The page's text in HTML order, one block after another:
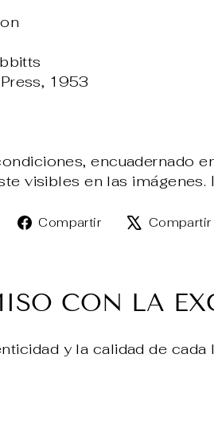
1953
encuadernado
visibles en las imágenes.
Compartir
Compartir
Compartir
CON LA
y la calidad de